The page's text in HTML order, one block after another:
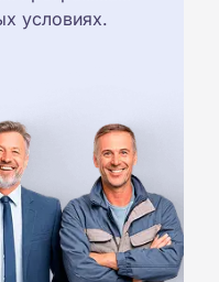
условиях.